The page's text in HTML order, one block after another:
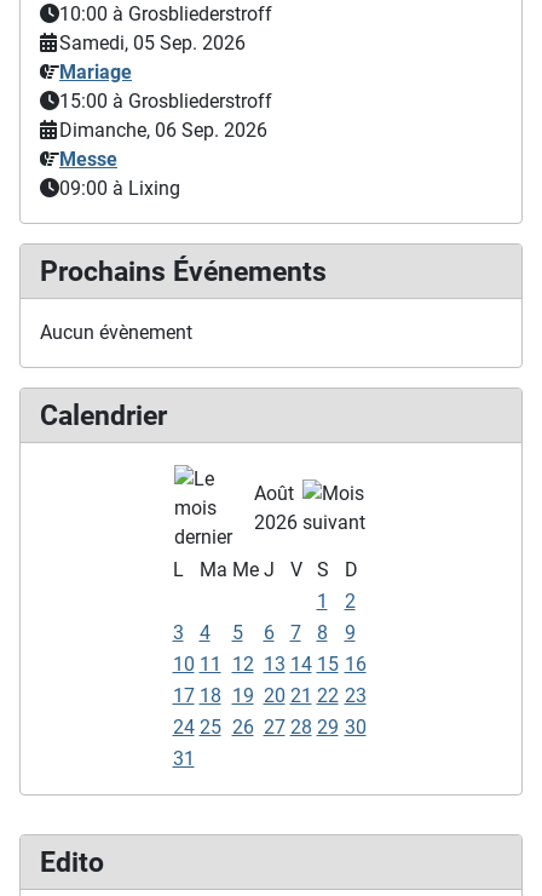
Edito
10:00 à Grosbliederstroff
Samedi, 05 Sep. 2026
Mariage
15:00 à Grosbliederstroff
Dimanche, 06 Sep. 2026
Messe
09:00 à Lixing
Prochains Événements
Aucun évènement
Calendrier
Août
2026
L Ma Me J V S
D
1
2
3
4 5 6 7 8
9
10 11 12 13 14 15 16
17 18 19 20 21 22 23
24 25 26 27 28 29 30
31